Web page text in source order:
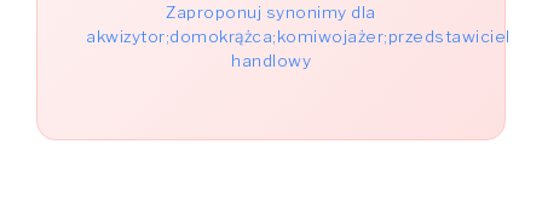
Zaproponuj synonimy dla
akwizytor;domokrążca;komiwojażer;przedstawiciel
handlowy